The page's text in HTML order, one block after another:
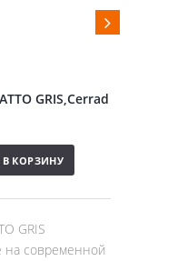
GRIS,Cerrad
КОРЗИНУ
GRIS
на современной